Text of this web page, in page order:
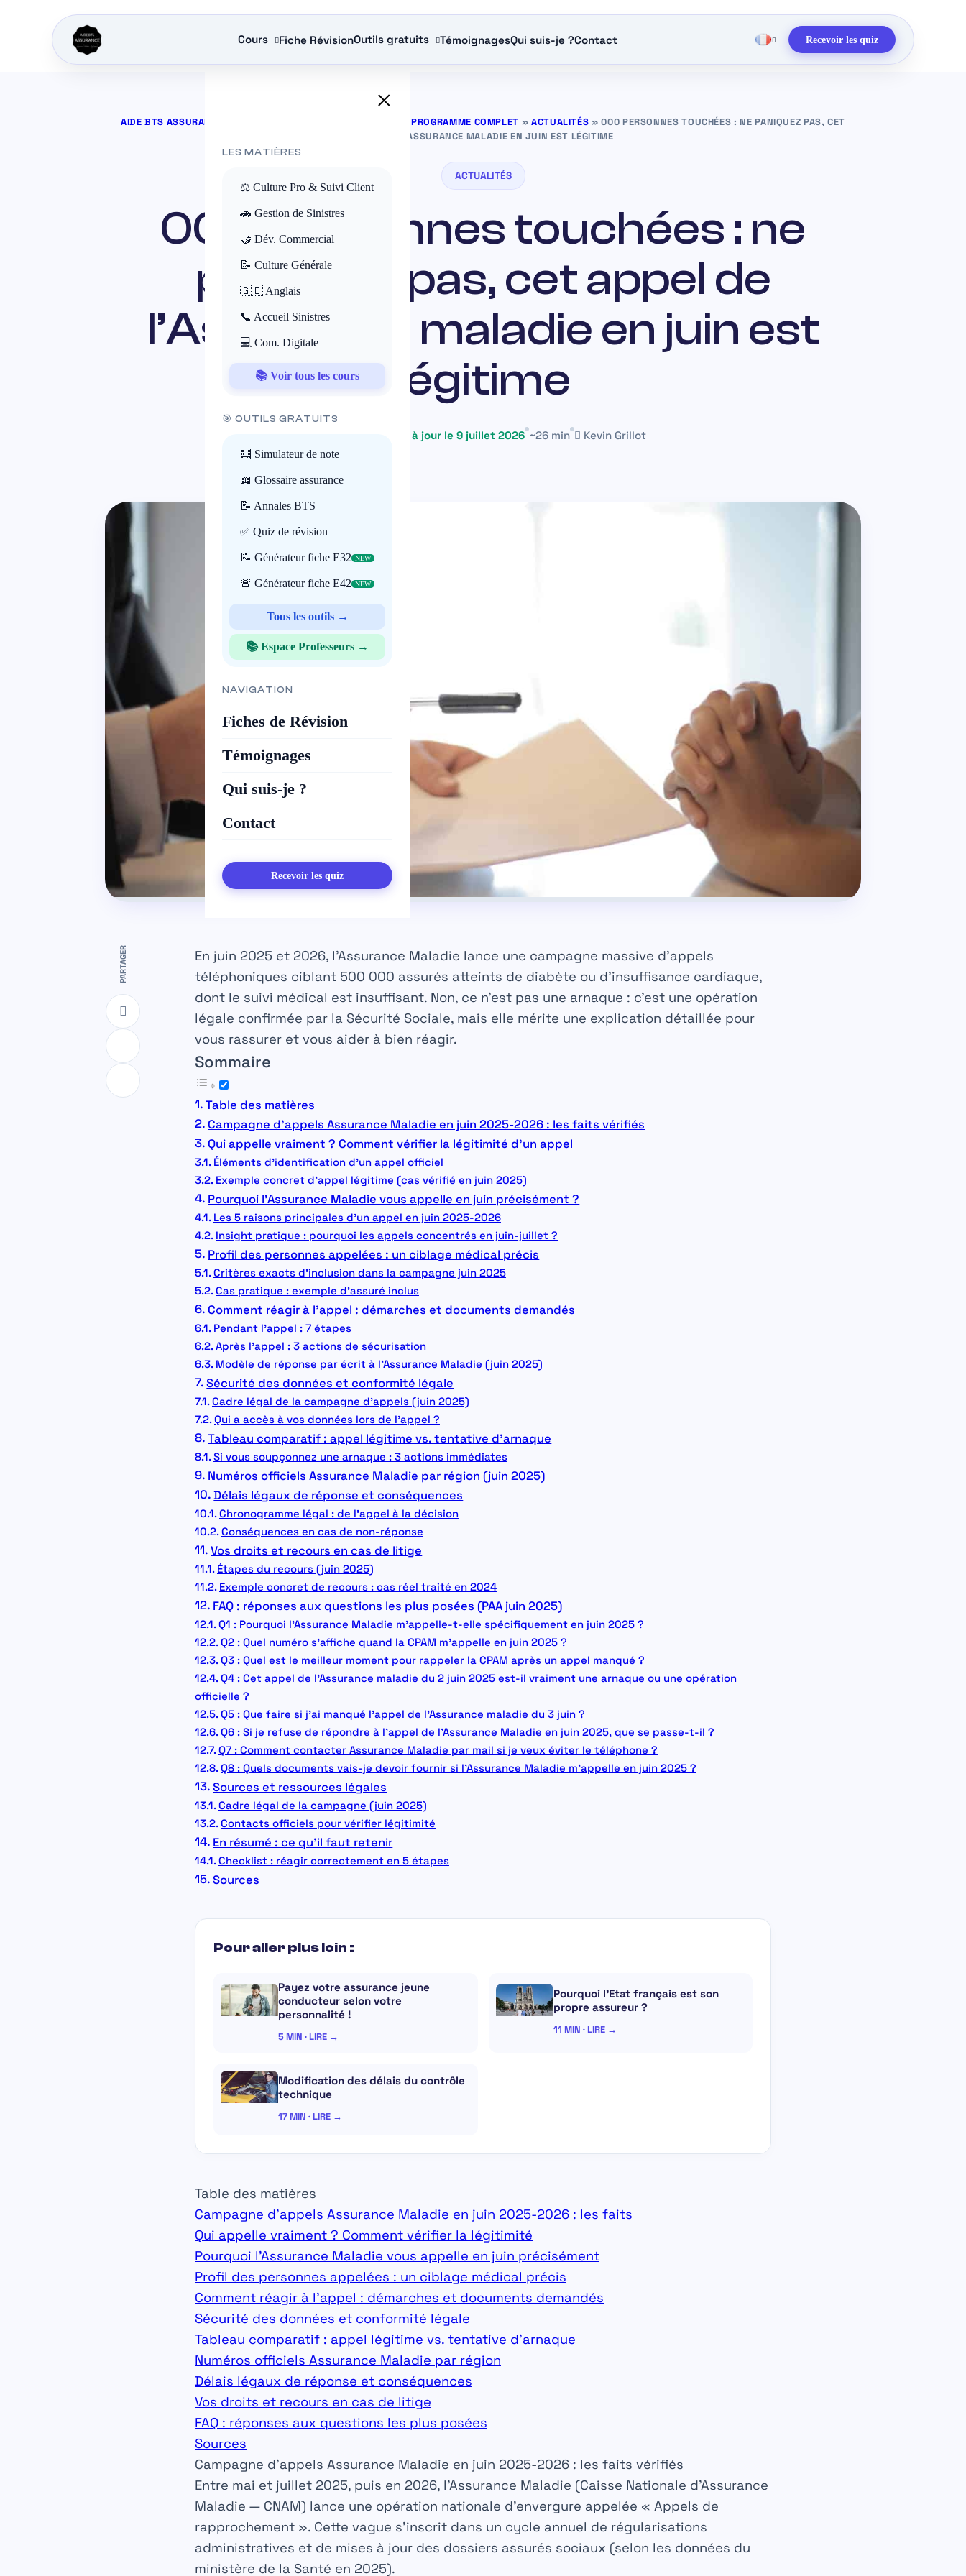
Cours Fiche RévisionOutils gratuits TémoignagesQui suis-je ?Contact Recevoir les quiz
×
LES MATIÈRES
⚖️ Culture Pro & Suivi Client
🚗 Gestion de Sinistres
🤝 Dév. Commercial
📝 Culture Générale
🇬🇧 Anglais
📞 Accueil Sinistres
💻 Com. Digitale
📚 Voir tous les cours
🎯 OUTILS GRATUITS
🧮 Simulateur de note
📖 Glossaire assurance
📝 Annales BTS
✅ Quiz de révision
📝 Générateur fiche E32 NEW
🚨 Générateur fiche E42 NEW
Tous les outils →
📚 Espace Professeurs →
NAVIGATION
Fiches de Révision
Témoignages
Qui suis-je ?
Contact
Recevoir les quiz
AIDE BTS ASSURANCE COURS BTS ASSURANCE GRATUITS — PROGRAMME COMPLET » ACTUALITÉS »000 PERSONNES TOUCHÉES : NE PANIQUEZ PAS, CET
APPEL DE L’ASSURANCE MALADIE EN JUIN EST LÉGITIME
ACTUALITÉS
000 personnes touchées : ne
paniquez pas, cet appel de
l’Assurance maladie en juin est
légitime
Mis à jour le 9 juillet 2026 ~26 min Kevin Grillot
PARTAGER
En juin 2025 et 2026, l’Assurance Maladie lance une campagne massive d’appels
téléphoniques ciblant 500 000 assurés atteints de diabète ou d’insuffisance cardiaque,
dont le suivi médical est insuffisant. Non, ce n’est pas une arnaque : c’est une opération
légale confirmée par la Sécurité Sociale, mais elle mérite une explication détaillée pour
vous rassurer et vous aider à bien réagir.
Sommaire
Table des matières
Campagne d’appels Assurance Maladie en juin 2025-2026 : les faits vérifiés
Qui appelle vraiment ? Comment vérifier la légitimité d’un appel
Éléments d’identification d’un appel officiel
Exemple concret d’appel légitime (cas vérifié en juin 2025)
Pourquoi l’Assurance Maladie vous appelle en juin précisément ?
Les 5 raisons principales d’un appel en juin 2025-2026
Insight pratique : pourquoi les appels concentrés en juin-juillet ?
Profil des personnes appelées : un ciblage médical précis
Critères exacts d’inclusion dans la campagne juin 2025
Cas pratique : exemple d’assuré inclus
Comment réagir à l’appel : démarches et documents demandés
Pendant l’appel : 7 étapes
Après l’appel : 3 actions de sécurisation
Modèle de réponse par écrit à l’Assurance Maladie (juin 2025)
Sécurité des données et conformité légale
Cadre légal de la campagne d’appels (juin 2025)
Qui a accès à vos données lors de l’appel ?
Tableau comparatif : appel légitime vs. tentative d’arnaque
Si vous soupçonnez une arnaque : 3 actions immédiates
Numéros officiels Assurance Maladie par région (juin 2025)
Délais légaux de réponse et conséquences
Chronogramme légal : de l’appel à la décision
Conséquences en cas de non-réponse
Vos droits et recours en cas de litige
Étapes du recours (juin 2025)
Exemple concret de recours : cas réel traité en 2024
FAQ : réponses aux questions les plus posées (PAA juin 2025)
Q1 : Pourquoi l’Assurance Maladie m’appelle-t-elle spécifiquement en juin 2025 ?
Q2 : Quel numéro s’affiche quand la CPAM m’appelle en juin 2025 ?
Q3 : Quel est le meilleur moment pour rappeler la CPAM après un appel manqué ?
Q4 : Cet appel de l’Assurance maladie du 2 juin 2025 est-il vraiment une arnaque ou une opération
officielle ?
Q5 : Que faire si j’ai manqué l’appel de l’Assurance maladie du 3 juin ?
Q6 : Si je refuse de répondre à l’appel de l’Assurance Maladie en juin 2025, que se passe-t-il ?
Q7 : Comment contacter Assurance Maladie par mail si je veux éviter le téléphone ?
Q8 : Quels documents vais-je devoir fournir si l’Assurance Maladie m’appelle en juin 2025 ?
Sources et ressources légales
Cadre légal de la campagne (juin 2025)
Contacts officiels pour vérifier légitimité
En résumé : ce qu’il faut retenir
Checklist : réagir correctement en 5 étapes
Sources
Pour aller plus loin :
Payez votre assurance jeune
conducteur selon votre
personnalité !
5 MIN · LIRE →
Pourquoi l’Etat français est son
propre assureur ?
11 MIN · LIRE →
Modification des délais du contrôle
technique
17 MIN · LIRE →
Table des matières
Campagne d’appels Assurance Maladie en juin 2025-2026 : les faits
Qui appelle vraiment ? Comment vérifier la légitimité
Pourquoi l’Assurance Maladie vous appelle en juin précisément
Profil des personnes appelées : un ciblage médical précis
Comment réagir à l’appel : démarches et documents demandés
Sécurité des données et conformité légale
Tableau comparatif : appel légitime vs. tentative d’arnaque
Numéros officiels Assurance Maladie par région
Délais légaux de réponse et conséquences
Vos droits et recours en cas de litige
FAQ : réponses aux questions les plus posées
Sources
Campagne d’appels Assurance Maladie en juin 2025-2026 : les faits vérifiés
Entre mai et juillet 2025, puis en 2026, l’Assurance Maladie (Caisse Nationale d’Assurance
Maladie — CNAM) lance une opération nationale d’envergure appelée « Appels de
rapprochement ». Cette vague s’inscrit dans un cycle annuel de régularisations
administratives et de mises à jour des dossiers assurés sociaux (selon les données du
ministère de la Santé en 2025).